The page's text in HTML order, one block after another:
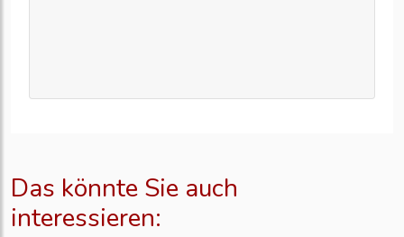
Das könnte Sie auch
interessieren: